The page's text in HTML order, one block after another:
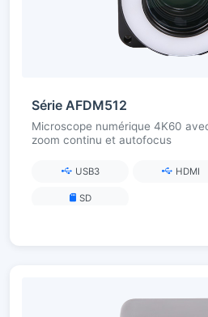
Série AFDM512
Microscope numérique 4K60
zoom continu et autofocus
USB3 HDMI
SD